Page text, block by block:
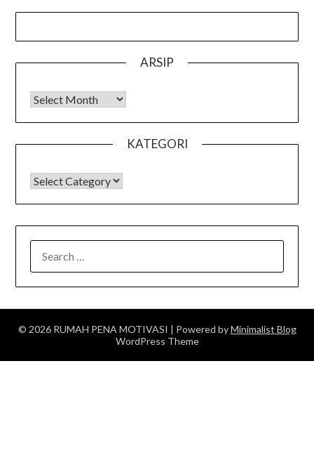
ARSIP
Arsip
KATEGORI
KATEGORI
FOR:
© 2026 RUMAH PENA MOTIVASI | Powered byMinimalist Blog
WordPress Theme